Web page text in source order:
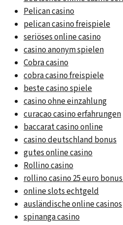
Pelican casino
pelican casino freispiele
seriöses online casino
casino anonym spielen
Cobra casino
cobra casino freispiele
beste casino spiele
casino ohne einzahlung
curacao casino erfahrungen
baccarat casino online
casino deutschland bonus
gutes online casino
Rollino casino
rollino casino 25 euro
online slots echtgeld
ausländische online casinos
spinanga casino